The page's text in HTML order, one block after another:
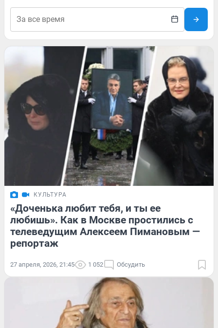
КУЛЬТУРА
«Доченька любит тебя, и ты ее
любишь». Как в Москве простились с
телеведущим Алексеем Пимановым —
репортаж
27 апреля, 2026, 21:45 1 052 Обсудить